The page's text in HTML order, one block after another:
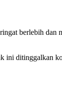
berlebih dan
ini ditinggalkan